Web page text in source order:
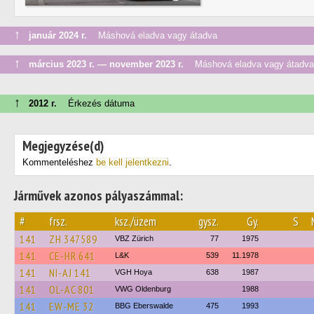
↑ január 2024 г. Máshová eladva vagy átadva
↑ március 2023 г. — november 2023 г. Máshová eladva vagy átadva
↑ 2012 г. Érkezés dátuma
Megjegyzése(d)
Kommenteléshez be kell jelentkezni.
Járművek azonos pályaszámmal:
# frsz. ksz./üzem gysz. Gy. S
141 ZH 347589 VBZ Zürich 77 1975
141 CE-HR 641 L&K 539 11.1978
141 NI-AJ 141 VGH Hoya 638 1987
141 OL-AC 801 VWG Oldenburg 1988
141 EW-ME 32 BBG Eberswalde 475 1993